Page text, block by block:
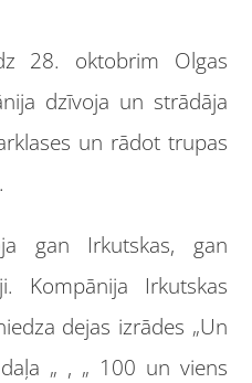
28. oktobrim Olgas
dzīvoja un strādāja
un rādot trupas
gan Irkutskas, gan
Kompānija Irkutskas
dejas izrādes „Un
„ , „ 100 un viens